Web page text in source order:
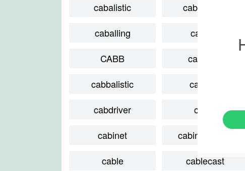
cabalistic
cabalistical
caballing
cabana
CABB
cabbage
cabbalistic
cabbies
cabdriver
caber
cabinet
cabinetmaker
cable
cablecast